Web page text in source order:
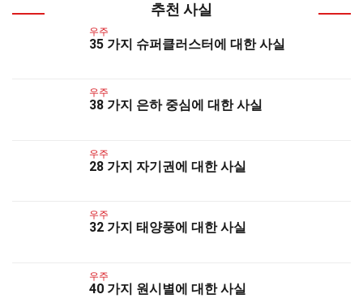
추천 사실
우주
35 가지 슈퍼클러스터에 대한 사실
우주
38 가지 은하 중심에 대한 사실
우주
28 가지 자기권에 대한 사실
우주
32 가지 태양풍에 대한 사실
우주
40 가지 원시별에 대한 사실